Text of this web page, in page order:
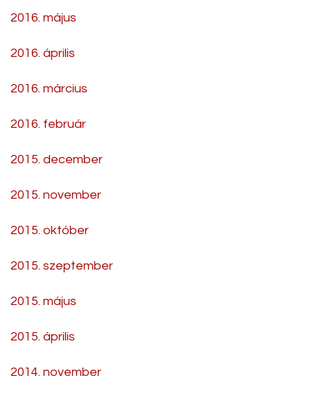
2016. május
2016. április
2016. március
2016. február
2015. december
2015. november
2015. október
2015. szeptember
2015. május
2015. április
2014. november